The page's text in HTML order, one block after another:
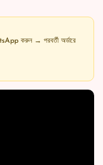
করুন → পরবর্তী অর্ডারে